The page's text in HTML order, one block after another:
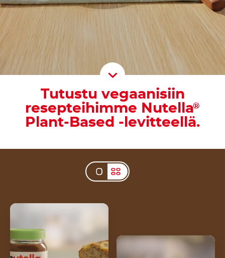
Scroll
Tutustu vegaanisiin
resepteihimme Nutella®
Plant-Based -levitteellä.
Plant-Based -levitteellä
Vegaaniset muffinit
Nutella® Plant-Based -